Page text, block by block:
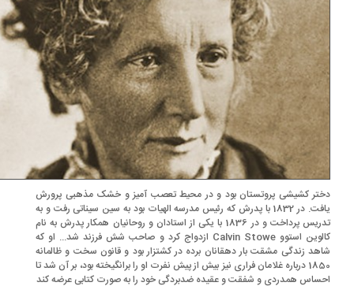
کشیشی پروتستان بود و در محیط تعصب ­آمیز و خشک مذهبی پرورش
یافت. در 1832 با پدرش که رئیس مدرسه الهیات بود به سین سیناتی رفت و به
تدریس پرداخت و در 1836 با یکی از استادان و روحانیان همکار پدرش به نام
کالوین استوو Calvin Stowe ازدواج کرد و صاحب شش فرزند شد... او که
زندگی مشقت ­بار دهقانان برده در کشتزار بود و قانون سخت و ظالمانه
1850 درباره غلامان فراری نیز بیش از پیش نفرت او را برانگیخته بود، بر آن شد تا
همدردی و شفقت و عقیده ضدبردگی خود را به صورت کتابی عرضه کند